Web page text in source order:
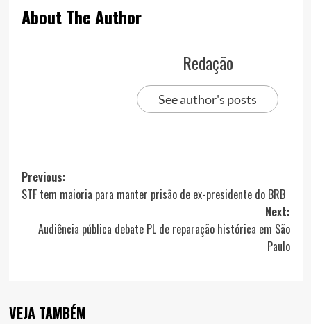
About The Author
Redação
See author's posts
Post
navigation
Previous:
STF tem maioria para manter prisão de ex-presidente do BRB
Next:
Audiência pública debate PL de reparação histórica em São
Paulo
VEJA TAMBÉM